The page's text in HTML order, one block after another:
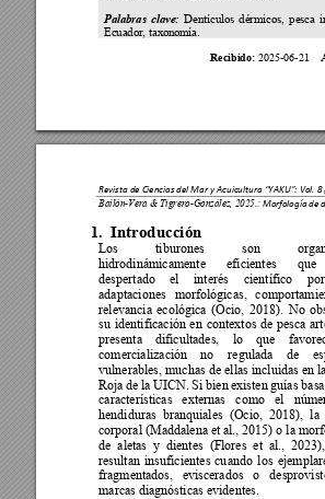
Palabras clave: Dentículos dérmicos, pesca
Ecuador, taxonomía.
Recibido: 2025-06-21
Revista de Ciencias del Mar y Acuicultura “YAKU”: Vol. 8
Bailón-Vera & Tigrero-González, 2025.: Morfología de
1. Introducción
Los tiburones son
hidrodinámicamente
eficientes
que
despertado
el interés científico
adaptaciones
morfológicas,
relevancia ecológica (Ocio, 2018). No
su identificación en contextos de pesca
presenta
dificultades, lo que
comercialización
no regulada de
vulnerables, muchas de ellas incluidas en
Roja de la UICN. Si bien existen guías
características
externas como el
hendiduras branquiales (Ocio, 2018), la
corporal (Maddalena et al., 2015) o la
de aletas y dientes (Flores et al.,
resultan insuficientes cuando los
fragmentados,
eviscerados o
marcas diagnósticas evidentes.